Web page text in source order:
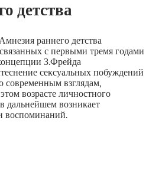
детства
раннего детства
с первыми тремя годами
З.Фрейда
сексуальных побуждений
современным взглядам,
возрасте личностного
в дальнейшем возникает
воспоминаний.